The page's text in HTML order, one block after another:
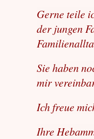
Gerne teile
der jungen
Sie haben
mir
Ich freue
Ihre